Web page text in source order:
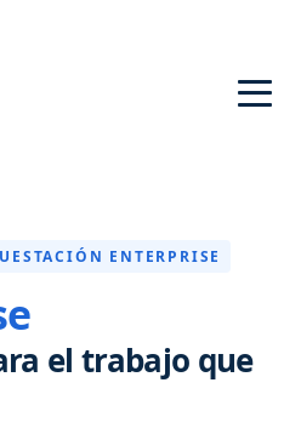
ENTERPRISE
el trabajo que